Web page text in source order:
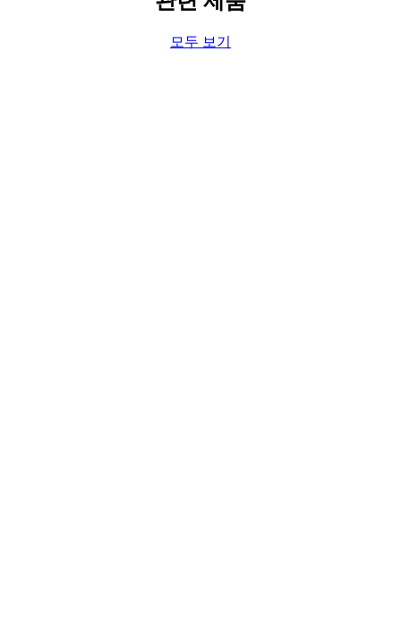
모두 보기